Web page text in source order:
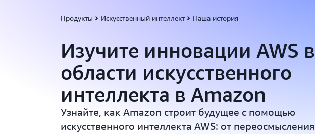
Продукты Искусственный интеллект Наша история
Изучите инновации AWS в
области искусственного
интеллекта в Amazon
Узнайте, как Amazon строит будущее с помощью
искусственного интеллекта AWS: от переосмысления